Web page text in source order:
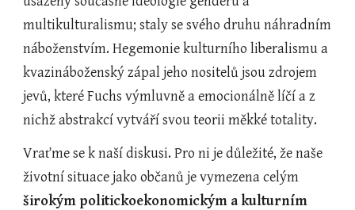
multikulturalismu; staly se svého druhu náhradním
náboženstvím. Hegemonie kulturního liberalismu a
kvazináboženský zápal jeho nositelů jsou zdrojem
jevů, které Fuchs výmluvně a emocionálně líčí a z
nichž abstrakcí vytváří svou teorii měkké totality.
Vraťme se k naší diskusi. Pro ni je důležité, že naše
širokým politickoekonomickým a kulturním